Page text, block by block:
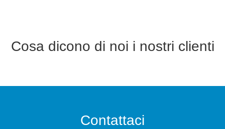
Cosa dicono di noi i nostri clienti
Contattaci